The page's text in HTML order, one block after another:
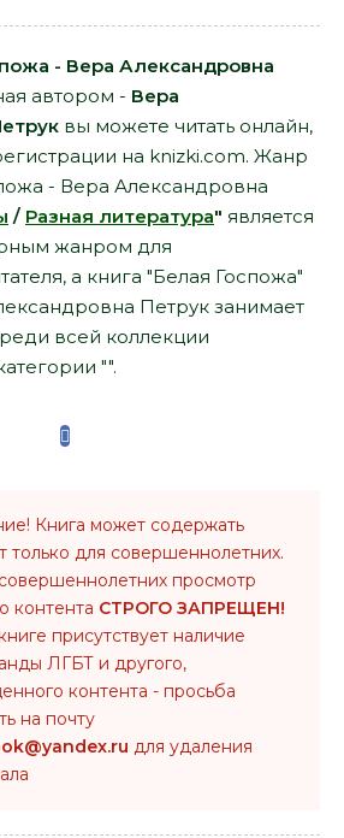
- Вера Александровна
автором - Вера
вы можете читать онлайн,
на knizki.com. Жанр
- Вера Александровна
/ Разная литература" является
жанром для
а книга "Белая Госпожа"
Петрук занимает
всей коллекции
"".
Книга может содержать
только для совершеннолетних.
просмотр
контента СТРОГО ЗАПРЕЩЕН!
присутствует наличие
ЛГБТ и другого,
контента - просьба
на почту
для удаления